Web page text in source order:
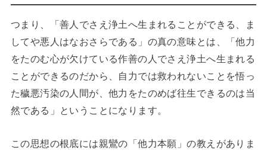
つまり、「善人でさえ浄土へ生まれることができる、ま
してや悪人はなおさらである」の真の意味とは、「他力
をたのむ心が欠けている作善の人でさえ浄土へ生まれる
ことができるのだから、自力では救われないことを悟っ
た穢悪汚染の人間が、他力をたのめば往生できるのは当
然である」ということになります。
この思想の根底には親鸞の「他力本願」の教えがありま